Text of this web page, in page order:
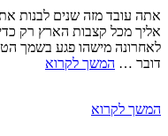
אתה עובד מזה שנים לבנות
אליך מכל קצבות הארץ רק
לאחרונה מישהו פגע בשמך
דובר … המשך לקרוא
המשך לקרוא